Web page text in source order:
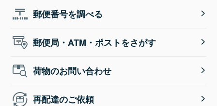
郵便番号を調べる
郵便局・ATM・ポストをさがす
荷物のお問い合わせ
再配達のご依頼